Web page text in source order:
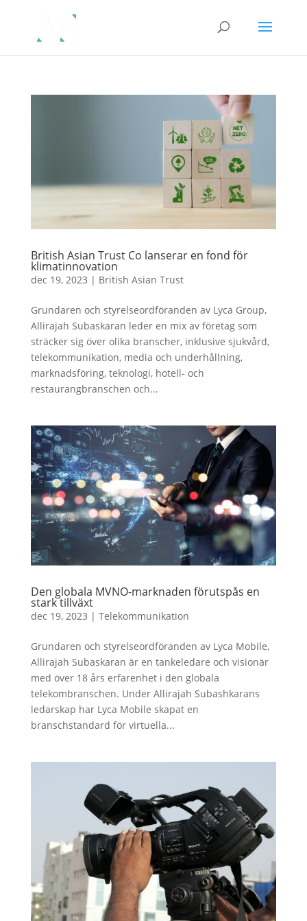
British Asian Trust Co lanserar en fond för
klimatinnovation
dec 19, 2023 | British Asian Trust
Grundaren och styrelseordföranden av Lyca Group,
Allirajah Subaskaran leder en mix av företag som
sträcker sig över olika branscher, inklusive sjukvård,
telekommunikation, media och underhållning,
marknadsföring, teknologi, hotell- och
restaurangbranschen och...
Den globala MVNO-marknaden förutspås en
stark tillväxt
dec 19, 2023 | Telekommunikation
Grundaren och styrelseordföranden av Lyca Mobile,
Allirajah Subaskaran är en tankeledare och visionär
med över 18 års erfarenhet i den globala
telekombranschen. Under Allirajah Subashkarans
ledarskap har Lyca Mobile skapat en
branschstandard för virtuella...